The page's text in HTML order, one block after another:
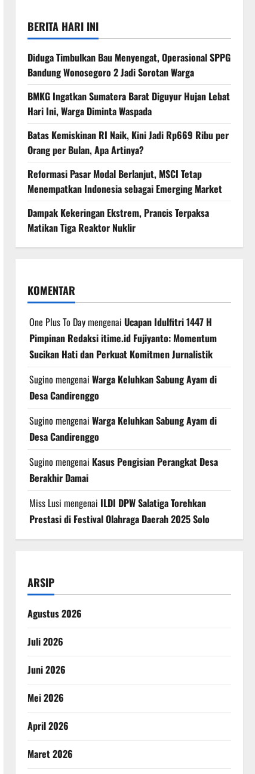
BERITA HARI INI
Diduga Timbulkan Bau Menyengat, Operasional SPPG
Bandung Wonosegoro 2 Jadi Sorotan Warga
BMKG Ingatkan Sumatera Barat Diguyur Hujan Lebat
Hari Ini, Warga Diminta Waspada
Batas Kemiskinan RI Naik, Kini Jadi Rp669 Ribu per
Orang per Bulan, Apa Artinya?
Reformasi Pasar Modal Berlanjut, MSCI Tetap
Menempatkan Indonesia sebagai Emerging Market
Dampak Kekeringan Ekstrem, Prancis Terpaksa
Matikan Tiga Reaktor Nuklir
KOMENTAR
One Plus To Daymengenai Ucapan Idulfitri 1447 H
Pimpinan Redaksi itime.id Fujiyanto: Momentum
Sucikan Hati dan Perkuat Komitmen Jurnalistik
Sugino mengenai Warga Keluhkan Sabung Ayam di
Desa Candirenggo
Sugino mengenai Warga Keluhkan Sabung Ayam di
Desa Candirenggo
Sugino mengenai Kasus Pengisian Perangkat Desa
Berakhir Damai
Miss Lusi mengenai ILDI DPW Salatiga Torehkan
Prestasi di Festival Olahraga Daerah 2025 Solo
ARSIP
Agustus 2026
Juli 2026
Juni 2026
Mei 2026
April 2026
Maret 2026